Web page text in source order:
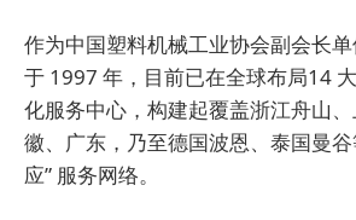
作为中国塑料机械工业协会副会长
于 1997 年，目前已在全球布局14
化服务中心，构建起覆盖浙江舟山
徽、广东，乃至德国波恩、泰国曼
应” 服务网络。